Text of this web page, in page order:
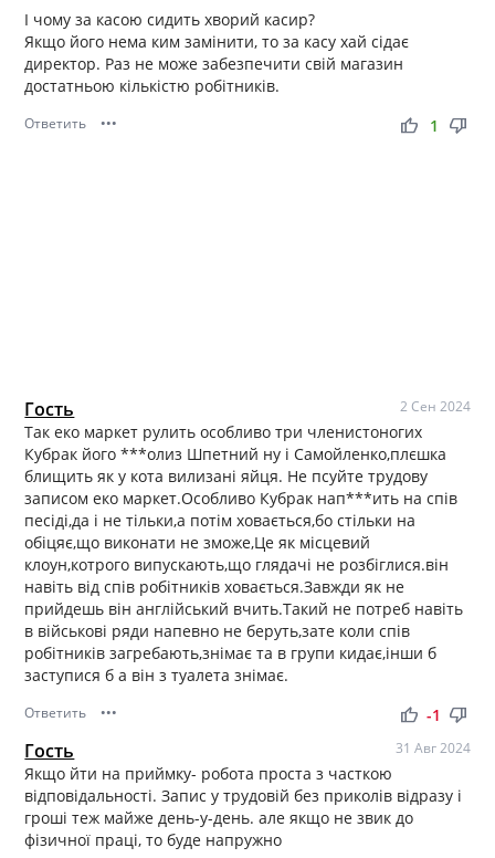
І чому за касою сидить хворий касир?
Якщо його нема ким замінити, то за касу хай сідає
директор. Раз не може забезпечити свій магазин
достатньою кількістю робітників.
Ответить ••• thumb_up thumb_down
1
Гость 2 Сен 2024
Так еко маркет рулить особливо три членистоногих
Кубрак його ***олиз Шпетний ну і Самойленко,плєшка
блищить як у кота вилизані яйця. Не псуйте трудову
записом еко маркет.Особливо Кубрак нап***ить на спів
песіді,да і не тільки,а потім ховається,бо стільки на
обіцяє,що виконати не зможе,Це як місцевий
клоун,котрого випускають,що глядачі не розбіглися.він
навіть від спів робітників ховається.Завжди як не
прийдешь він англійський вчить.Такий не потреб навіть
в військові ряди напевно не беруть,зате коли спів
робітників загребають,знімає та в групи кидає,інши б
заступися б а він з туалета знімає.
Ответить ••• thumb_up thumb_down
-1
Гость 31 Авг 2024
Якщо йти на приймку- робота проста з часткою
відповідальності. Запис у трудовій без приколів відразу і
гроші теж майже день-у-день. але якщо не звик до
фізичної праці, то буде напружно